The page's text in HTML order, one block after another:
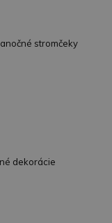
stromčeky
dekorácie